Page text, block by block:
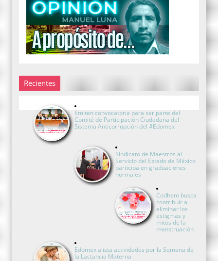
Recientes
Emiten convocatoria para ser parte del
Comité de Participación Ciudadana del
Sistema Anticorrupción del #Edomex
Sindicato de Maestros al
Servicio del Estado de México
participa en graduaciones
normales
Codhem busca
contribuir a
eliminar los
estigmas y
mitos de la
menstruación
Edomex alista actividades por la Semana de
la Lactancia Materna